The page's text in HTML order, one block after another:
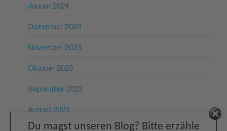
Januar 2024
Dezember 2023
November 2023
Oktober 2023
September 2023
August 2023
Du magst unseren Blog? Bitte erzähle
Facebook